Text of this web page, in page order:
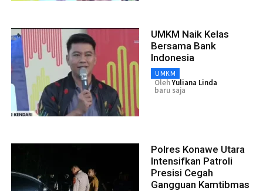
UMKM Naik Kelas
Bersama Bank
Indonesia
UMKM
OlehYuliana Linda
baru saja
Polres Konawe Utara
Intensifkan Patroli
Presisi Cegah
Gangguan Kamtibmas